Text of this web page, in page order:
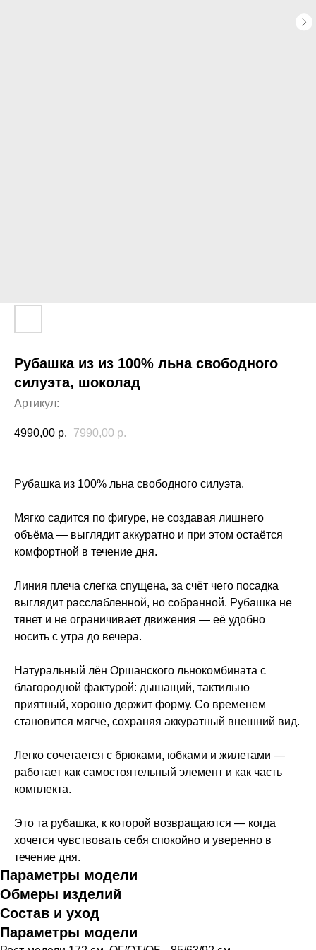
Рубашка из из 100% льна свободного
силуэта, шоколад
Артикул:
4990,00 р. 7990,00 р.
Рубашка из 100% льна свободного силуэта.
Мягко садится по фигуре, не создавая лишнего
объёма — выглядит аккуратно и при этом остаётся
комфортной в течение дня.
Линия плеча слегка спущена, за счёт чего посадка
выглядит расслабленной, но собранной. Рубашка не
тянет и не ограничивает движения — её удобно
носить с утра до вечера.
Натуральный лён Оршанского льнокомбината с
благородной фактурой: дышащий, тактильно
приятный, хорошо держит форму. Со временем
становится мягче, сохраняя аккуратный внешний вид.
Легко сочетается с брюками, юбками и жилетами —
работает как самостоятельный элемент и как часть
комплекта.
Это та рубашка, к которой возвращаются — когда
хочется чувствовать себя спокойно и уверенно в
течение дня.
Параметры модели
Обмеры изделий
Состав и уход
Параметры модели
Все изделия
Жакеты и
Брюки и юбки
Итальянский
трикотаж
О нас